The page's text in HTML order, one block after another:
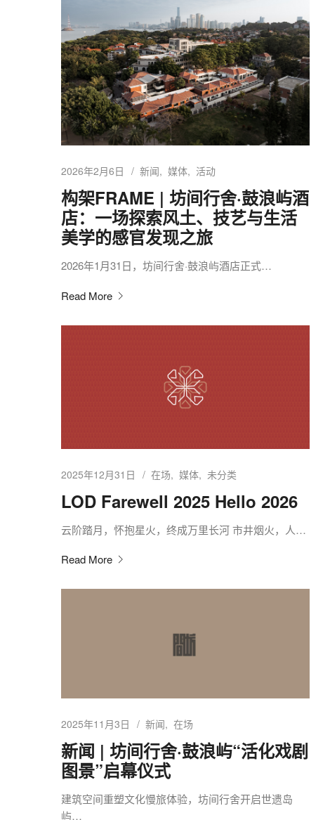
2026年2月6日 新闻 媒体 活动
构架FRAME | 坊间行舍·鼓浪屿酒
店：一场探索风土、技艺与生活
美学的感官发现之旅
2026年1月31日，坊间行舍·鼓浪屿酒店正式…
Read More
2025年12月31日 在场 媒体 未分类
LOD Farewell 2025 Hello 2026
云阶踏月，怀抱星火，终成万里长河 市井烟火，人…
Read More
2025年11月3日 新闻 在场
新闻 | 坊间行舍·鼓浪屿“活化戏剧
图景”启幕仪式
建筑空间重塑文化慢旅体验，坊间行舍开启世遗岛
屿…